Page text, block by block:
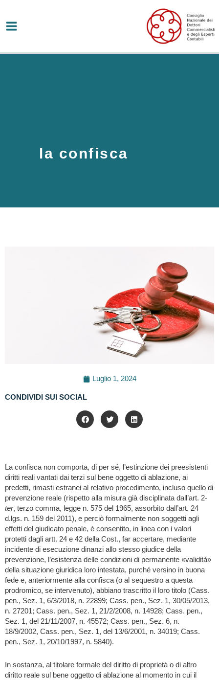
contenuto
la confisca
Luglio 1, 2024
CONDIVIDI SUI SOCIAL
La confisca non comporta, di per sé, l’estinzione dei preesistenti
diritti reali vantati dai terzi sul bene oggetto di ablazione, ai
predetti, rimasti estranei al relativo procedimento, incluso quello di
prevenzione reale (rispetto alla misura già disciplinata dall’art. 2-
ter, terzo comma, legge n. 575 del 1965, assorbito dall’art. 24
d.lgs. n. 159 del 2011), e perciò formalmente non soggetti agli
effetti del giudicato penale, è consentito, in linea con i valori
protetti dagli artt. 24 e 42 della Cost., far accertare, mediante
incidente di esecuzione dinanzi allo stesso giudice della
prevenzione, l’esistenza delle condizioni di permanente «validità»
della situazione giuridica loro intestata, purché versino in buona
fede e, anteriormente alla confisca (o al sequestro a questa
prodromico, se intervenuto), abbiano trascritto il loro titolo (Cass.
pen., Sez. 1, 6/3/2018, n. 22899; Cass. pen., Sez. 1, 30/05/2013,
n. 27201; Cass. pen., Sez. 1, 21/2/2008, n. 14928; Cass. pen.,
Sez. 1, del 21/11/2007, n. 45572; Cass. pen., Sez. 6, n.
18/9/2002, Cass. pen., Sez. 1, del 13/6/2001, n. 34019; Cass.
pen., Sez. 1, 20/10/1997, n. 5840).
In sostanza, al titolare formale del diritto di proprietà o di altro
diritto reale sul bene oggetto di ablazione al momento in cui il